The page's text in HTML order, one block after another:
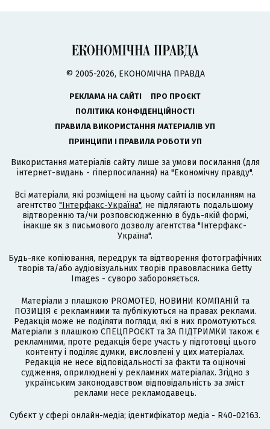
© 2005-2026, ЕКОНОМІЧНА ПРАВДА
РЕКЛАМА НА САЙТІ
ПРО ПРОЄКТ
ПОЛІТИКА КОНФІДЕНЦІЙНОСТІ
ПРАВИЛА ВИКОРИСТАННЯ МАТЕРІАЛІВ УП
ПРИНЦИПИ І ПРАВИЛА РОБОТИ УП
Використання матеріалів сайту лише за умови посилання (для
інтернет-видань - гіперпосилання) на "Економічну правду".
Всі матеріали, які розміщені на цьому сайті із посиланням на
агентство "Інтерфакс-Україна", не підлягають подальшому
відтворенню та/чи розповсюдженню в будь-якій формі,
інакше як з письмового дозволу агентства "Інтерфакс-
Україна".
Будь-яке копіювання, передрук та відтворення фотографічних
творів та/або аудіовізуальних творів правовласника Getty
Images - суворо забороняється.
Матеріали з плашкою PROMOTED, НОВИНИ КОМПАНІЙ та
ПОЗИЦІЯ є рекламними та публікуються на правах реклами.
Редакція може не поділяти погляди, які в них промотуються.
Матеріали з плашкою СПЕЦПРОЄКТ та ЗА ПІДТРИМКИ також є
рекламними, проте редакція бере участь у підготовці цього
контенту і поділяє думки, висловлені у цих матеріалах.
Редакція не несе відповідальності за факти та оціночні
судження, оприлюднені у рекламних матеріалах. Згідно з
українським законодавством відповідальність за зміст
реклами несе рекламодавець.
Cубєкт у сфері онлайн-медіа; ідентифікатор медіа - R40-02163.